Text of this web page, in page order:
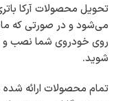
تحویل محصولات آرکا
روی خودروی شما نصب و
شوید.
تمام محصولات ارائه شده